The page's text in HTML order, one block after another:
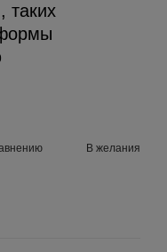
таких
В желания